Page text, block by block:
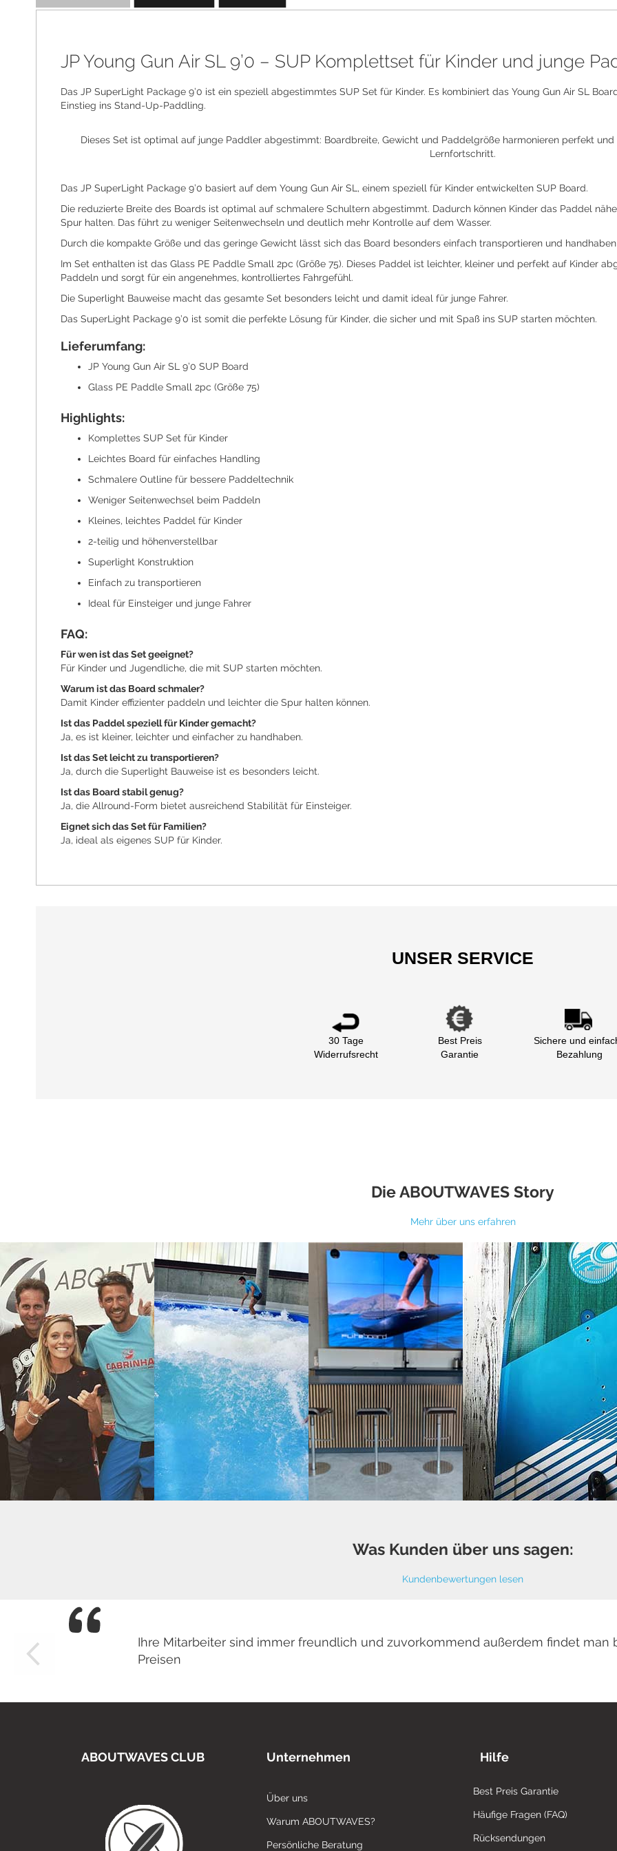
the
JP Young Gun Air SL 9’0 – SUP Komplettset für Kinder und junge
Das JP SuperLight Package 9’0 ist ein speziell abgestimmtes SUP Set für Kinder. Es kombiniert das Young Gun Air SL
Einstieg ins Stand-Up-Paddling.
Dieses Set ist optimal auf junge Paddler abgestimmt: Boardbreite, Gewicht und Paddelgröße harmonieren perfekt
Lernfortschritt.
Das JP SuperLight Package 9’0 basiert auf dem Young Gun Air SL, einem speziell für Kinder entwickelten SUP Board.
Die reduzierte Breite des Boards ist optimal auf schmalere Schultern abgestimmt. Dadurch können Kinder das Paddel
Spur halten. Das führt zu weniger Seitenwechseln und deutlich mehr Kontrolle auf dem Wasser.
Durch die kompakte Größe und das geringe Gewicht lässt sich das Board besonders einfach transportieren und
Im Set enthalten ist das Glass PE Paddle Small 2pc (Größe 75). Dieses Paddel ist leichter, kleiner und perfekt auf Kinder
Paddeln und sorgt für ein angenehmes, kontrolliertes Fahrgefühl.
Die Superlight Bauweise macht das gesamte Set besonders leicht und damit ideal für junge Fahrer.
Das SuperLight Package 9’0 ist somit die perfekte Lösung für Kinder, die sicher und mit Spaß ins SUP starten möchten.
Lieferumfang:
JP Young Gun Air SL 9’0 SUP Board
Glass PE Paddle Small 2pc (Größe 75)
Highlights:
Komplettes SUP Set für Kinder
Leichtes Board für einfaches Handling
Schmalere Outline für bessere Paddeltechnik
Weniger Seitenwechsel beim Paddeln
Kleines, leichtes Paddel für Kinder
2-teilig und höhenverstellbar
Superlight Konstruktion
Einfach zu transportieren
Ideal für Einsteiger und junge Fahrer
FAQ:
Für wen ist das Set geeignet?
Für Kinder und Jugendliche, die mit SUP starten möchten.
Warum ist das Board schmaler?
Damit Kinder effizienter paddeln und leichter die Spur halten können.
Ist das Paddel speziell für Kinder gemacht?
Ja, es ist kleiner, leichter und einfacher zu handhaben.
Ist das Set leicht zu transportieren?
Ja, durch die Superlight Bauweise ist es besonders leicht.
Ist das Board stabil genug?
Ja, die Allround-Form bietet ausreichend Stabilität für Einsteiger.
Eignet sich das Set für Familien?
Ja, ideal als eigenes SUP für Kinder.
UNSER SERVICE
30 Tage
Widerrufsrecht
Best Preis
Garantie
Sichere und
Bezahlung
Die ABOUTWAVES Story
Mehr über uns erfahren
Was Kunden über uns sagen:
Kundenbewertungen lesen
Ihre Mitarbeiter sind immer freundlich und zuvorkommend außerdem findet man
Preisen
ABOUTWAVES CLUB Unternehmen
Über uns
Warum ABOUTWAVES?
Persönliche Beratung
Hilfe
Best Preis Garantie
Häufige Fragen (FAQ)
Rücksendungen